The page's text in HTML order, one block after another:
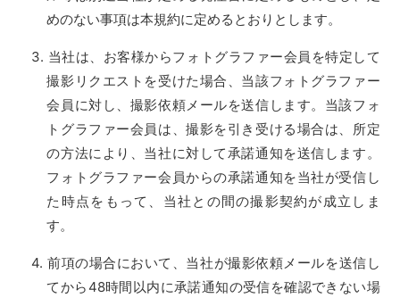
めのない事項は本規約に定めるとおりとします。
当社は、お客様からフォトグラファー会員を特定して
撮影リクエストを受けた場合、当該フォトグラファー
会員に対し、撮影依頼メールを送信します。当該フォ
トグラファー会員は、撮影を引き受ける場合は、所定
の方法により、当社に対して承諾通知を送信します。
フォトグラファー会員からの承諾通知を当社が受信し
た時点をもって、当社との間の撮影契約が成立しま
す。
前項の場合において、当社が撮影依頼メールを送信し
てから48時間以内に承諾通知の受信を確認できない場